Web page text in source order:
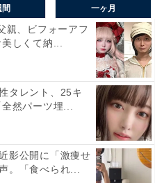
間 一ヶ月
親、ビフォーアフ
しくて納...
タレント、25キ
然パーツ埋...
影公開に「激痩せ
。「食べられ...